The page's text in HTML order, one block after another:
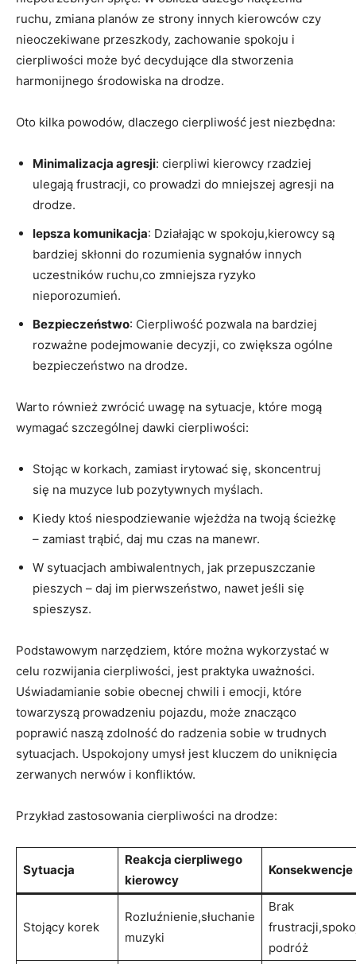
ruchu, zmiana planów ze strony innych kierowców czy
nieoczekiwane przeszkody, zachowanie spokoju i
cierpliwości może być decydujące dla stworzenia
harmonijnego środowiska na drodze.
Oto kilka powodów, dlaczego cierpliwość jest niezbędna:
Minimalizacja agresji: cierpliwi kierowcy rzadziej
ulegają frustracji, co prowadzi do mniejszej agresji na
drodze.
lepsza komunikacja: Działając w spokoju,kierowcy są
bardziej skłonni do rozumienia sygnałów innych
uczestników ruchu,co zmniejsza ryzyko
nieporozumień.
Bezpieczeństwo: Cierpliwość pozwala na bardziej
rozważne podejmowanie decyzji, co zwiększa ogólne
bezpieczeństwo na drodze.
Warto również zwrócić uwagę na sytuacje, które mogą
wymagać szczególnej dawki cierpliwości:
Stojąc w korkach, zamiast irytować się, skoncentruj
się na muzyce lub pozytywnych myślach.
Kiedy ktoś niespodziewanie wjeżdża na twoją ścieżkę
– zamiast trąbić, daj mu czas na manewr.
W sytuacjach ambiwalentnych, jak przepuszczanie
pieszych – daj im pierwszeństwo, nawet jeśli się
spieszysz.
Podstawowym narzędziem, które można wykorzystać w
celu rozwijania cierpliwości, jest praktyka uważności.
Uświadamianie sobie obecnej chwili i emocji, które
towarzyszą prowadzeniu pojazdu, może znacząco
poprawić naszą zdolność do radzenia sobie w trudnych
sytuacjach. Uspokojony umysł jest kluczem do uniknięcia
zerwanych nerwów i konfliktów.
Przykład zastosowania cierpliwości na drodze:
Sytuacja
Reakcja cierpliwego
kierowcy
Konsekwencje
Stojący korek
Rozluźnienie,słuchanie
muzyki
Brak
podróż